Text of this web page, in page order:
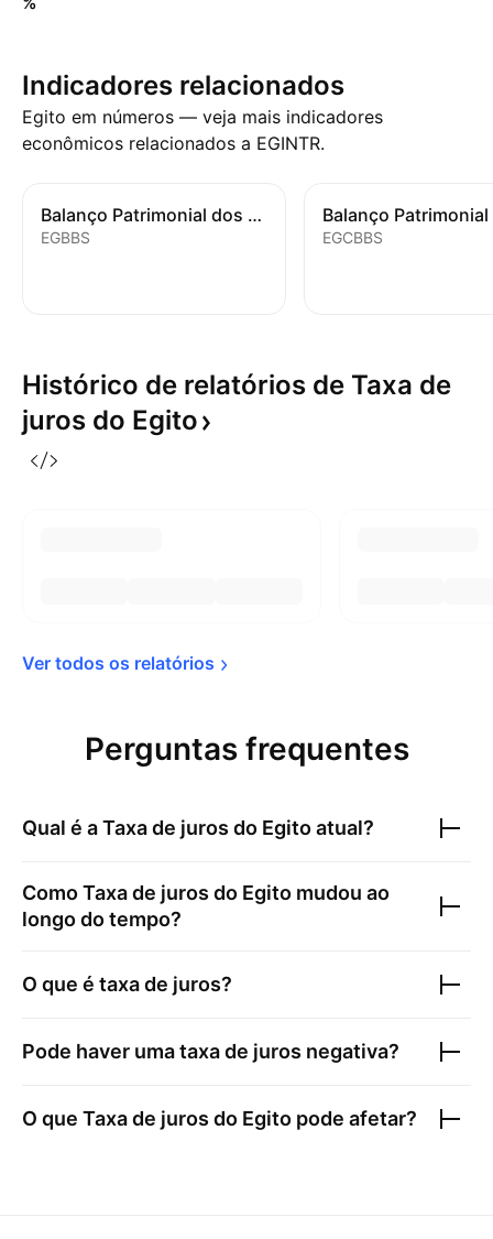
Indicadores relacionados
Egito em números — veja mais indicadores
econômicos relacionados a EGINTR.
Balanço Patrimonial dos Bancos
EGBBS EGCBBS
Histórico de relatórios de Taxa de
juros do Egito
Ver todos os relatórios
Perguntas frequentes
Qual é aTaxa de juros do Egitoatual?
ComoTaxa de juros do Egito mudou ao
longo do tempo?
O que é taxa de juros?
Pode haver uma taxa de juros negativa?
O que Taxa de juros do Egito pode afetar?